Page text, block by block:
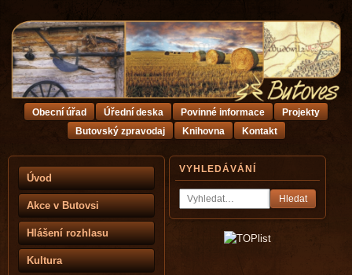
Úvod
Akce v Butovsi
Hlášení rozhlasu
Kultura
VYHLEDÁVÁNÍ
Hledat
Obecní úřad Úřední deska Povinné informace
Projekty
Butovský zpravodaj
Knihovna Kontakt